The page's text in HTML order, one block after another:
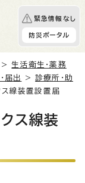
緊急情報なし
防災ポータル
>生活衛生・薬務
届出 >診療所・助
線装置設置届
ス線装